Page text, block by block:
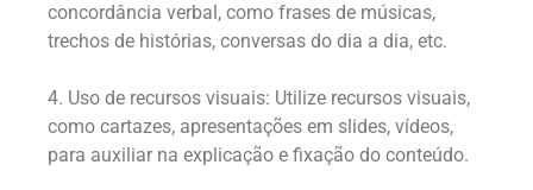
concordância verbal, como frases de músicas,
trechos de histórias, conversas do dia a dia, etc.
4. Uso de recursos visuais: Utilize recursos visuais,
como cartazes, apresentações em slides, vídeos,
para auxiliar na explicação e fixação do conteúdo.